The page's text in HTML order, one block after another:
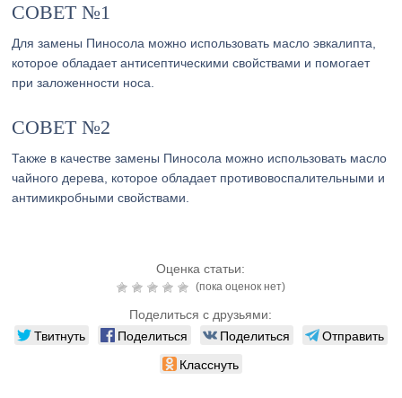
СОВЕТ №1
Для замены Пиносола можно использовать масло эвкалипта,
которое обладает антисептическими свойствами и помогает
при заложенности носа.
СОВЕТ №2
Также в качестве замены Пиносола можно использовать масло
чайного дерева, которое обладает противовоспалительными и
антимикробными свойствами.
Оценка статьи:
(пока оценок нет)
Поделиться с друзьями:
Твитнуть Поделиться Поделиться
Отправить
Класснуть